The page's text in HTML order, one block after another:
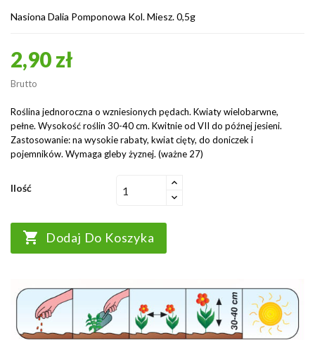
Nasiona Dalia Pomponowa Kol. Miesz. 0,5g
2,90 zł
Brutto
Roślina jednoroczna o wzniesionych pędach. Kwiaty wielobarwne,
pełne. Wysokość roślin 30-40 cm. Kwitnie od VII do późnej jesieni.
Zastosowanie: na wysokie rabaty, kwiat cięty, do doniczek i
pojemników. Wymaga gleby żyznej. (ważne 27)
Ilość
 Dodaj Do Koszyka